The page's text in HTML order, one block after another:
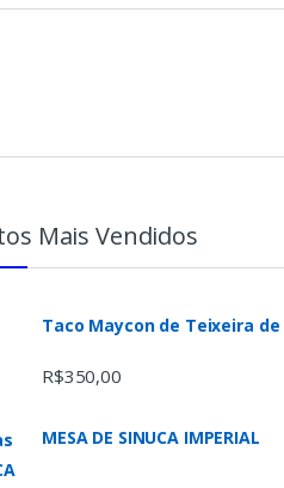
Mais Vendidos
Taco Maycon de Teixeira de
R$350,00
MESA DE SINUCA IMPERIAL